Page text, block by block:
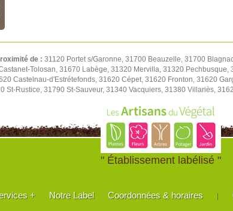
de : 31120 Portet s/Garonne, 31700 Beauzelle, 31700
Tolosan, 31670 Labège, 31320 Mervilla, 31320
Castelnau-d'Estrétefonds, 31620 Cépet, 31620 Fronton, 31620
St-Rustice, 31790 St-Sauveur, 31340 Vacquiers, 31380 Villariès,
" Établissement labélisé "
+ Notre Label Coordonnées & horaires